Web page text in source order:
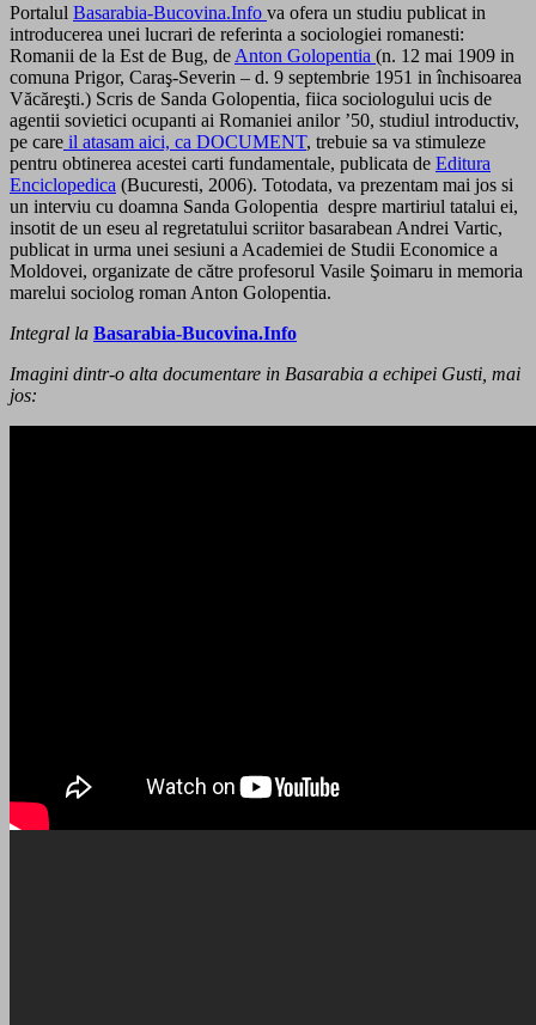
Portalul Basarabia-Bucovina.Info va ofera un studiu publicat in
introducerea unei lucrari de referinta a sociologiei romanesti:
Romanii de la Est de Bug, de Anton Golopentia (n. 12 mai 1909 in
comuna Prigor, Caraş-Severin – d. 9 septembrie 1951 in închisoarea
Văcăreşti.) Scris de Sanda Golopentia, fiica sociologului ucis de
agentii sovietici ocupanti ai Romaniei anilor ’50, studiul introductiv,
pe care il atasam aici, ca DOCUMENT, trebuie sa va stimuleze
pentru obtinerea acestei carti fundamentale, publicata de Editura
Enciclopedica (Bucuresti, 2006). Totodata, va prezentam mai jos si
un interviu cu doamna Sanda Golopentia despre martiriul tatalui ei,
insotit de un eseu al regretatului scriitor basarabean Andrei Vartic,
publicat in urma unei sesiuni a Academiei de Studii Economice a
Moldovei, organizate de către profesorul Vasile Şoimaru in memoria
marelui sociolog roman Anton Golopentia.
Integral la Basarabia-Bucovina.Info
Imagini dintr-o alta documentare in Basarabia a echipei Gusti, mai
jos: